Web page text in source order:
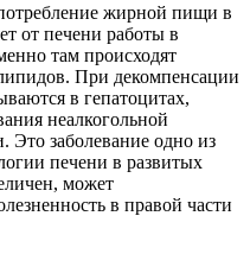
жирной пищи в
от печени работы в
там происходят
При декомпенсации
в гепатоцитах,
неалкогольной
заболевание одно из
печени в развитых
может
в правой части